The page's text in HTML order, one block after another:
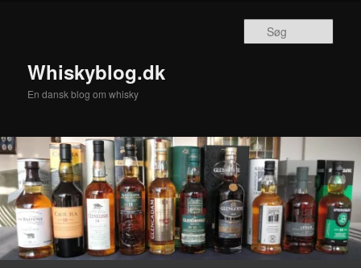
Whiskyblog.dk
En dansk blog om whisky